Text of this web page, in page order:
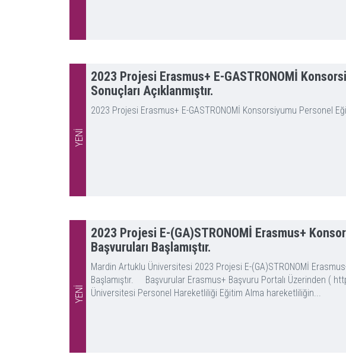
YENİ
2023 Projesi Erasmus+ E-GASTRONOMİ
Sonuçları Açıklanmıştır.
2023 Projesi Erasmus+ E-GASTRONOMİ Konsorsiyumu Personel
YENİ
2023 Projesi E-(GA)STRONOMİ Erasmus+
Başvuruları Başlamıştır.
Mardin Artuklu Üniversitesi 2023 Projesi E-(GA)STRONOMİ
Başlamıştır. Başvurular Erasmus+ Başvuru Portalı Üzerinden (
Üniversitesi Personel Hareketliliği Eğitim Alma hareketliliğin...